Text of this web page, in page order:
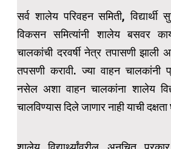
सर्व शालेय परिवहन समिती, विद्यार्थी
विकसन समित्यांनी शालेय बसवर
चालकांची दरवर्षी नेत्र तपासणी झाली
तपसणी करावी. ज्या वाहन चालकांनी
नसेल अशा वाहन चालकांना शालेय
चालविण्यास दिले जाणार नाही याची दक्षता